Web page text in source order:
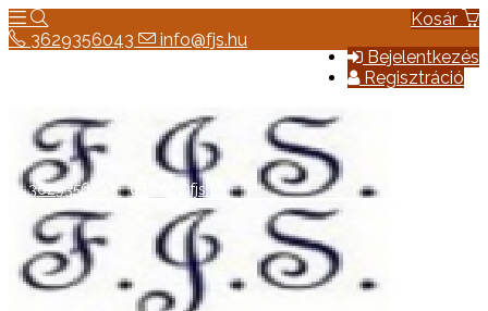
Kosár
Bejelentkezés
Regisztráció
3629356043 info@fjs.hu
3629356043 info@fjs.hu